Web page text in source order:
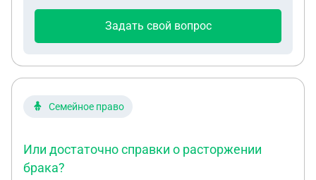
Задать свой вопрос
Семейное право
Или достаточно справки о расторжении
брака?